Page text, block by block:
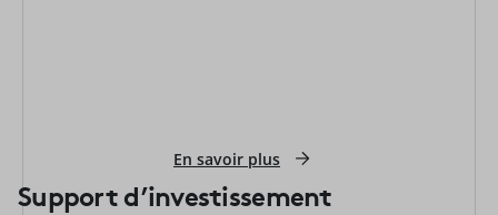
En savoir plus
Support d’investissement